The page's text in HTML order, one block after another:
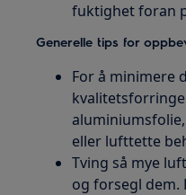
fuktighet foran
Generelle tips for
For å minimere
eller lufttette
Tving så mye
og forsegl dem.